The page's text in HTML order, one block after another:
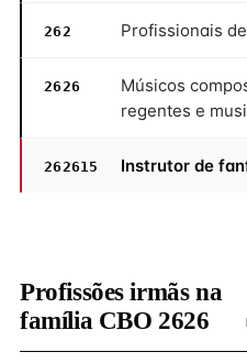
262 Profissionais
2626
Músicos
regentes e
262615 Instrutor de
Profissões irmãs na
família CBO 2626